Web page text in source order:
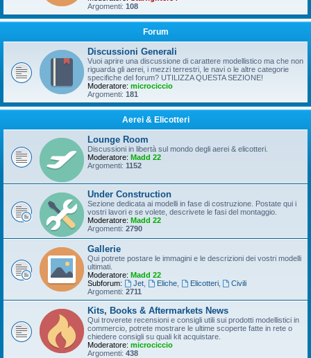
Argomenti: 108
Forum
Discussioni Generali
Vuoi aprire una discussione di carattere modellistico ma che non
riguarda gli aerei, i mezzi terrestri, le navi o le altre categorie
specifiche del forum? UTILIZZA QUESTA SEZIONE!
Moderatore: microciccio
Argomenti: 181
Aerei & Elicotteri
Lounge Room
Discussioni in libertà sul mondo degli aerei & elicotteri.
Moderatore: Madd 22
Argomenti: 1152
Under Construction
Sezione dedicata ai modelli in fase di costruzione. Postate qui i
vostri lavori e se volete, descrivete le fasi del montaggio.
Moderatore: Madd 22
Argomenti: 2790
Gallerie
Qui potrete postare le immagini e le descrizioni dei vostri modelli
ultimati.
Moderatore: Madd 22
Subforum:
Jet, Eliche, Elicotteri,
Civili
Argomenti: 2711
Kits, Books & Aftermarkets News
Qui troverete recensioni e consigli utili sui prodotti modellistici in
commercio, potrete mostrare le ultime scoperte fatte in rete o
chiedere consigli su quali kit acquistare.
Moderatore: microciccio
Argomenti: 438